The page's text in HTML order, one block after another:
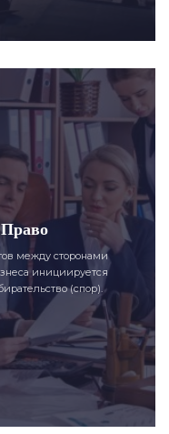
между сторонами
инициируется
(спор).